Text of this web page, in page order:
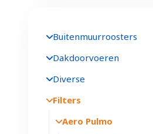
Buitenmuurroosters
Dakdoorvoeren
Diverse
Filters
Aero Pulmo